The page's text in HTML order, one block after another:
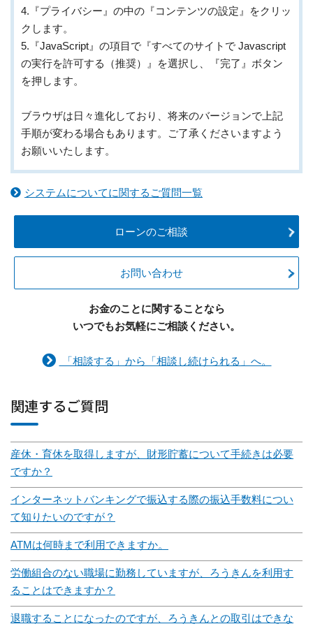
4.『プライバシー』の中の『コンテンツの設定』をクリッ
クします。
5.『JavaScript』の項目で『すべてのサイトで Javascript
の実行を許可する（推奨）』を選択し、『完了』ボタン
を押します。
ブラウザは日々進化しており、将来のバージョンで上記
手順が変わる場合もあります。ご了承くださいますよう
お願いいたします。
システムについてに関するご質問一覧
ローンのご相談
お問い合わせ
お金のことに関することなら
いつでもお気軽にご相談ください。
「相談する」から「相談し続けられる」へ。
関連するご質問
産休・育休を取得しますが、財形貯蓄について手続きは必要
ですか？
インターネットバンキングで振込する際の振込手数料につい
て知りたいのですが？
ATMは何時まで利用できますか。
労働組合のない職場に勤務していますが、ろうきんを利用す
ることはできますか？
退職することになったのですが、ろうきんとの取引はできな